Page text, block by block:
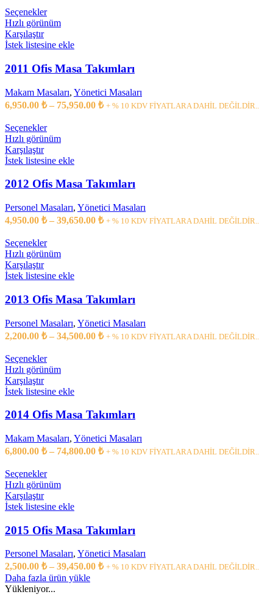
Seçenekler
Hızlı görünüm
Karşılaştır
İstek listesine ekle
2011 Ofis Masa Takımları
Makam Masaları, Yönetici Masaları
6,950.00 ₺ – 75,950.00 ₺ + % 10 KDV FİYATLARA DAHİL DEĞİLDİR..
Seçenekler
Hızlı görünüm
Karşılaştır
İstek listesine ekle
2012 Ofis Masa Takımları
Personel Masaları, Yönetici Masaları
4,950.00 ₺ – 39,650.00 ₺ + % 10 KDV FİYATLARA DAHİL DEĞİLDİR..
Seçenekler
Hızlı görünüm
Karşılaştır
İstek listesine ekle
2013 Ofis Masa Takımları
Personel Masaları, Yönetici Masaları
2,200.00 ₺ – 34,500.00 ₺ + % 10 KDV FİYATLARA DAHİL DEĞİLDİR..
Seçenekler
Hızlı görünüm
Karşılaştır
İstek listesine ekle
2014 Ofis Masa Takımları
Makam Masaları, Yönetici Masaları
6,800.00 ₺ – 74,800.00 ₺ + % 10 KDV FİYATLARA DAHİL DEĞİLDİR..
Seçenekler
Hızlı görünüm
Karşılaştır
İstek listesine ekle
2015 Ofis Masa Takımları
Personel Masaları, Yönetici Masaları
2,500.00 ₺ – 39,450.00 ₺ + % 10 KDV FİYATLARA DAHİL DEĞİLDİR..
Daha fazla ürün yükle
Yükleniyor...